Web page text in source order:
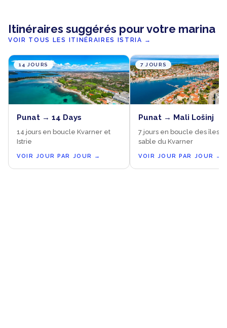
Itinéraires suggérés pour votre marina
VOIR TOUS LES ITINÉRAIRES ISTRIA →
14 JOURS
Punat → 14 Days
14 jours en boucle Kvarner et
Istrie
VOIR JOUR PAR JOUR →
7 JOURS
Punat → Mali Lošinj
7 jours en boucle des îles
sable du Kvarner
VOIR JOUR PAR JOUR →